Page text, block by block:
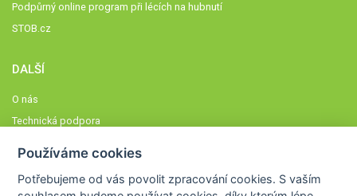
Podpůrný online program při lécích na hubnutí
STOB.cz
DALŠÍ
O nás
Technická podpora
Členové STOBklubu
Používáme cookies
Potřebujeme od vás povolit zpracování cookies. S vaším